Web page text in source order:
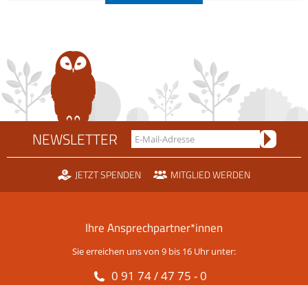
NEWSLETTER
JETZT SPENDEN MITGLIED WERDEN
Ihre Ansprechpartner*innen
Sie erreichen uns von 9 bis 16 Uhr unter:
0 91 74 / 47 75 - 0